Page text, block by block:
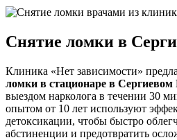
Снятие ломки в
Клиника «Нет зависимости»
ломки в стационаре в Сергиевом
выездом нарколога в течении 30
опытом от 10 лет используют
детоксикации, чтобы быстро
абстиненции и предотвратить